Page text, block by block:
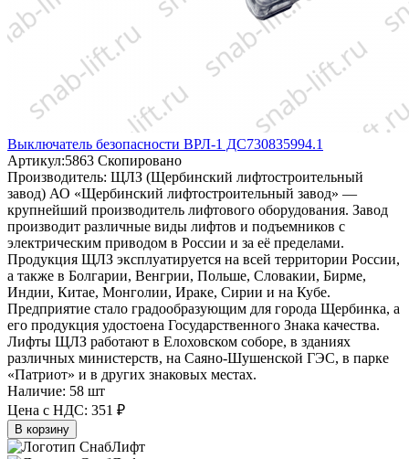
Выключатель безопасности ВРЛ-1 ДС730835994.1
Артикул:5863 Скопировано
Производитель: ЩЛЗ (Щербинский лифтостроительный
завод) АО «Щербинский лифтостроительный завод» —
крупнейший производитель лифтового оборудования. Завод
производит различные виды лифтов и подъемников с
электрическим приводом в России и за её пределами.
Продукция ЩЛЗ эксплуатируется на всей территории России,
а также в Болгарии, Венгрии, Польше, Словакии, Бирме,
Индии, Китае, Монголии, Ираке, Сирии и на Кубе.
Предприятие стало градообразующим для города Щербинка, а
его продукция удостоена Государственного Знака качества.
Лифты ЩЛЗ работают в Елоховском соборе, в зданиях
различных министерств, на Саяно-Шушенской ГЭС, в парке
«Патриот» и в других знаковых местах.
Наличие: 58 шт
Цена с НДС: 351 ₽
В корзину